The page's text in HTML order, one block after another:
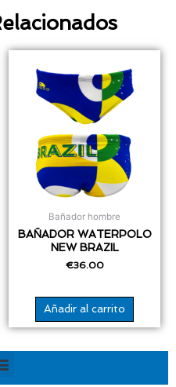
Bañador hombre
BAÑADOR WATERPOLO
NEW BRAZIL
€36.00
Añadir al carrito
Menú